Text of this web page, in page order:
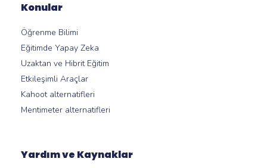
Konular
Öğrenme Bilimi
Eğitimde Yapay Zeka
Uzaktan ve Hibrit Eğitim
Etkileşimli Araçlar
Kahoot alternatifleri
Mentimeter alternatifleri
Yardım ve Kaynaklar